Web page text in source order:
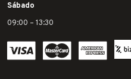
Sábado
09:00 – 13:30